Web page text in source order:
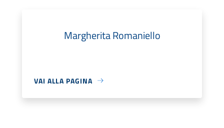
Margherita Romaniello
VAI ALLA PAGINA